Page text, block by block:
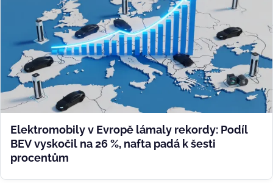
Elektromobily v Evropě lámaly rekordy: Podíl
BEV vyskočil na 26 %, nafta padá k šesti
procentům